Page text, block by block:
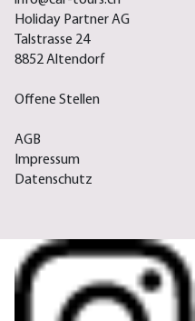
Holiday Partner AG
Talstrasse 24
8852 Altendorf
Offene Stellen
AGB
Impressum
Datenschutz